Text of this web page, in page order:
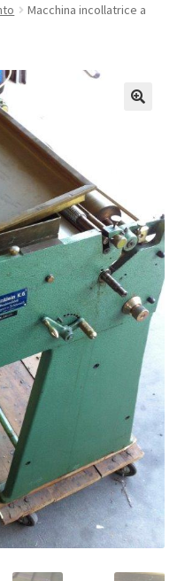
Macchina incollatrice a